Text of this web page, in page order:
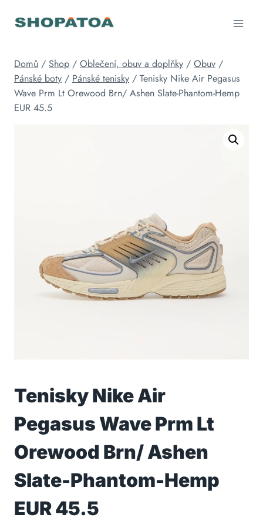
Domů / Shop / Oblečení, obuv a doplňky / Obuv /
Pánské boty / Pánské tenisky / Tenisky Nike Air Pegasus
Wave Prm Lt Orewood Brn/ Ashen Slate-Phantom-Hemp
EUR 45.5
Tenisky Nike Air
Pegasus Wave Prm Lt
Orewood Brn/ Ashen
Slate-Phantom-Hemp
EUR 45.5